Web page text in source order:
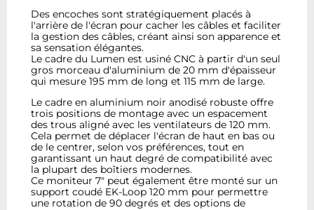
Des encoches sont stratégiquement placés à
l'arrière de l'écran pour cacher les câbles et faciliter
la gestion des câbles, créant ainsi son apparence et
sa sensation élégantes.
Le cadre du Lumen est usiné CNC à partir d'un seul
gros morceau d'aluminium de 20 mm d'épaisseur
qui mesure 195 mm de long et 115 mm de large.
Le cadre en aluminium noir anodisé robuste offre
trois positions de montage avec un espacement
des trous aligné avec les ventilateurs de 120 mm.
Cela permet de déplacer l'écran de haut en bas ou
de le centrer, selon vos préférences, tout en
garantissant un haut degré de compatibilité avec
la plupart des boîtiers modernes.
Ce moniteur 7" peut également être monté sur un
support coudé EK-Loop 120 mm pour permettre
une rotation de 90 degrés et des options de